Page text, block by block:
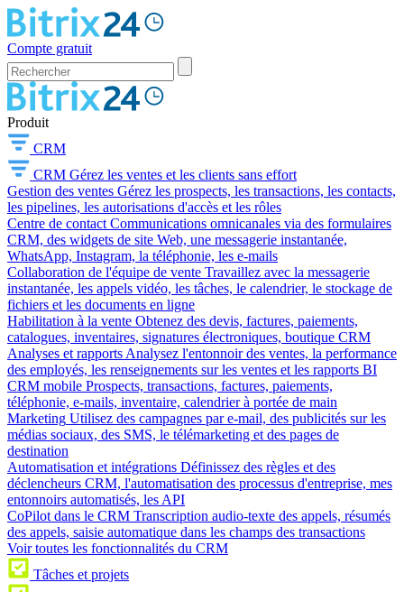
Compte gratuit
Produit
CRM
CRM Gérez les ventes et les clients sans effort
Gestion des ventes Gérez les prospects, les transactions, les contacts,
les pipelines, les autorisations d'accès et les rôles
Centre de contact Communications omnicanales via des formulaires
CRM, des widgets de site Web, une messagerie instantanée,
WhatsApp, Instagram, la téléphonie, les e-mails
Collaboration de l'équipe de vente Travaillez avec la messagerie
instantanée, les appels vidéo, les tâches, le calendrier, le stockage de
fichiers et les documents en ligne
Habilitation à la vente Obtenez des devis, factures, paiements,
catalogues, inventaires, signatures électroniques, boutique CRM
Analyses et rapports Analysez l'entonnoir des ventes, la performance
des employés, les renseignements sur les ventes et les rapports BI
CRM mobile Prospects, transactions, factures, paiements,
téléphonie, e-mails, inventaire, calendrier à portée de main
Marketing Utilisez des campagnes par e-mail, des publicités sur les
médias sociaux, des SMS, le télémarketing et des pages de
destination
Automatisation et intégrations Définissez des règles et des
déclencheurs CRM, l'automatisation des processus d'entreprise, mes
entonnoirs automatisés, les API
CoPilot dans le CRM Transcription audio-texte des appels, résumés
des appels, saisie automatique dans les champs des transactions
Voir toutes les fonctionnalités du CRM
Tâches et projets